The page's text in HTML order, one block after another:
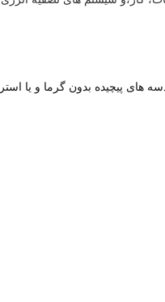
پیچیده بدون گرما و یا